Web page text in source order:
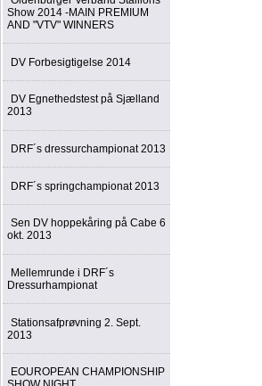
Show 2014 -MAIN PREMIUM
AND "VTV" WINNERS
DV Forbesigtigelse 2014
DV Egnethedstest på Sjælland
2013
DRF´s dressurchampionat 2013
DRF´s springchampionat 2013
Sen DV hoppekåring på Cabe 6
okt. 2013
Mellemrunde i DRF´s
Dressurhampionat
Stationsafprøvning 2. Sept.
2013
EOUROPEAN CHAMPIONSHIP